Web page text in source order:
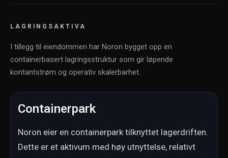
LAGRINGSAKTIVA
I tillegg til eiendommen har Noron bygget opp en
containerbasert lagringsstruktur som gir løpende
kontantstrøm og operativ skalerbarhet.
Containerpark
Noron eier en containerpark tilknyttet lagerdriften.
Dette er et aktivum med høy utnyttelse, relativt